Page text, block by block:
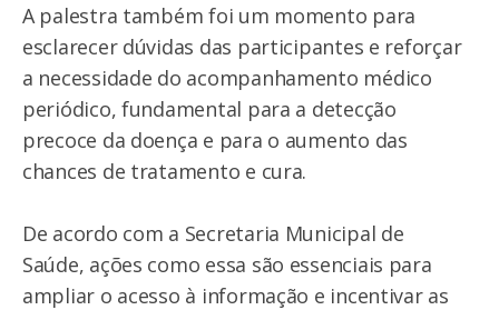
A palestra também foi um momento para
esclarecer dúvidas das participantes e reforçar
a necessidade do acompanhamento médico
periódico, fundamental para a detecção
precoce da doença e para o aumento das
chances de tratamento e cura.
De acordo com a Secretaria Municipal de
Saúde, ações como essa são essenciais para
ampliar o acesso à informação e incentivar as